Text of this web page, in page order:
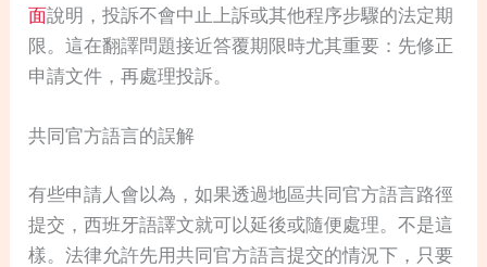
面說明，投訴不會中止上訴或其他程序步驟的法定期
限。這在翻譯問題接近答覆期限時尤其重要：先修正
申請文件，再處理投訴。
共同官方語言的誤解
有些申請人會以為，如果透過地區共同官方語言路徑
提交，西班牙語譯文就可以延後或隨便處理。不是這
樣。法律允許先用共同官方語言提交的情況下，只要